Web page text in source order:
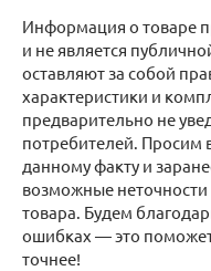
Информация о товаре
и не является
оставляют за собой
характеристики и
предварительно не
потребителей. Просим
данному факту и
возможные
товара. Будем
ошибках — это
точнее!